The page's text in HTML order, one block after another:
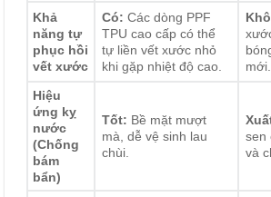
Khả
năng tự
phục hồi
vết xước
Có:Các dòng PPF
TPU cao cấp có thể
tự liền vết xước nhỏ
khi gặp nhiệt độ cao.
mới.
Hiệu
ứng kỵ
nước
(Chống
bám
bẩn)
Tốt: Bề mặt mượt
mà, dễ vệ sinh lau
chùi.
sen
và